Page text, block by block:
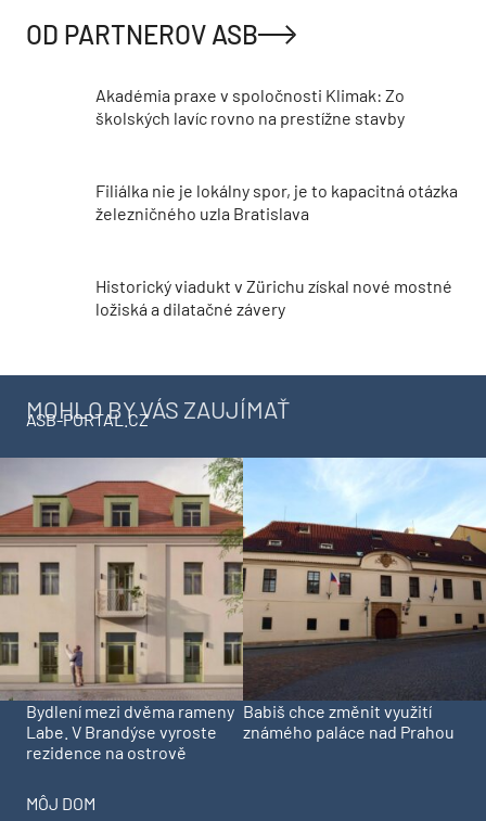
OD PARTNEROV ASB
Akadémia praxe v spoločnosti Klimak: Zo
školských lavíc rovno na prestížne stavby
Filiálka nie je lokálny spor, je to kapacitná otázka
železničného uzla Bratislava
Historický viadukt v Zürichu získal nové mostné
ložiská a dilatačné závery
MOHLO BY VÁS ZAUJÍMAŤ
ASB-PORTAL.CZ
Bydlení mezi dvěma rameny
Labe. V Brandýse vyroste
rezidence na ostrově
Babiš chce změnit využití
známého paláce nad Prahou
MÔJ DOM